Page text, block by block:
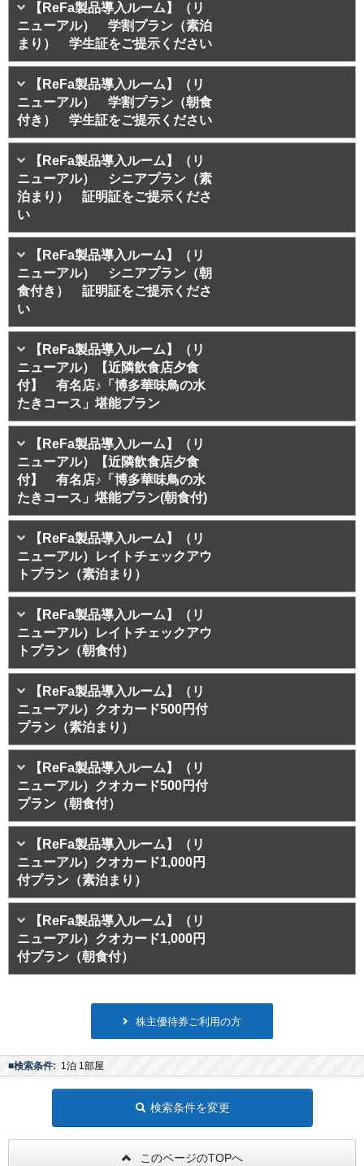
【ReFa製品導入ルーム】（リ
ニューアル） 学割プラン（素泊
まり） 学生証をご提示ください
【ReFa製品導入ルーム】（リ
ニューアル） 学割プラン（朝食
付き） 学生証をご提示ください
【ReFa製品導入ルーム】（リ
ニューアル） シニアプラン（素
泊まり） 証明証をご提示くださ
い
【ReFa製品導入ルーム】（リ
ニューアル） シニアプラン（朝
食付き） 証明証をご提示くださ
い
【ReFa製品導入ルーム】（リ
ニューアル）【近隣飲食店夕食
付】 有名店♪「博多華味鳥の水
たきコース」堪能プラン
【ReFa製品導入ルーム】（リ
ニューアル）【近隣飲食店夕食
付】 有名店♪「博多華味鳥の水
たきコース」堪能プラン(朝食付)
【ReFa製品導入ルーム】（リ
ニューアル）レイトチェックアウ
トプラン（素泊まり）
【ReFa製品導入ルーム】（リ
ニューアル）レイトチェックアウ
トプラン（朝食付）
【ReFa製品導入ルーム】（リ
ニューアル）クオカード500円付
プラン（素泊まり）
【ReFa製品導入ルーム】（リ
ニューアル）クオカード500円付
プラン（朝食付）
【ReFa製品導入ルーム】（リ
ニューアル）クオカード1,000円
付プラン（素泊まり）
【ReFa製品導入ルーム】（リ
ニューアル）クオカード1,000円
付プラン（朝食付）
株主優待券ご利用の方
■検索条件: 1泊 1部屋
検索条件を変更
このページのTOPへ